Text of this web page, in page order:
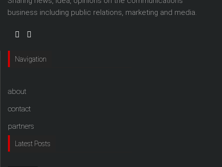
business including public relations, marketing and media.
Navigation
about
contact
partners
Latest Posts